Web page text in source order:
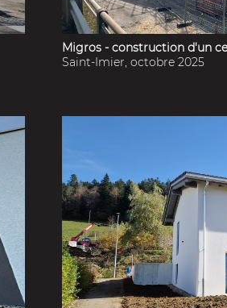
Migros - construction d'un
Saint-Imier, octobre 2025